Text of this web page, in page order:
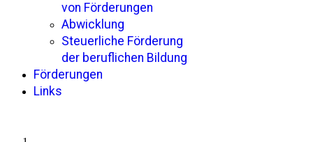
von Förderungen
Abwicklung
Steuerliche Förderung
der beruflichen Bildung
Förderungen
Links